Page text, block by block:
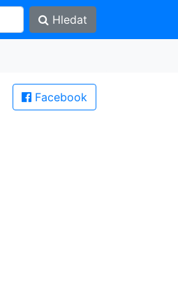
Hledat
Facebook